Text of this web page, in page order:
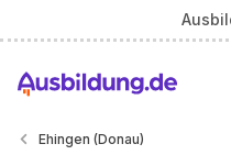
Ehingen (Donau)